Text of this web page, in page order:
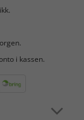
i kassen.